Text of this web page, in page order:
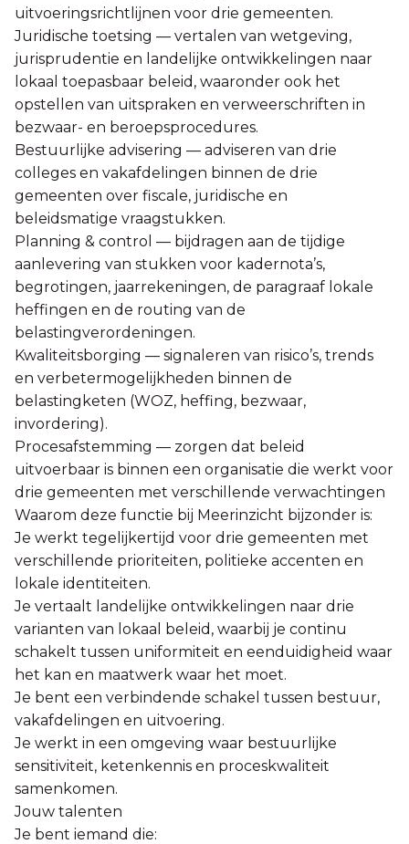
uitvoeringsrichtlijnen voor drie gemeenten.
Juridische toetsing — vertalen van wetgeving,
jurisprudentie en landelijke ontwikkelingen naar
lokaal toepasbaar beleid, waaronder ook het
opstellen van uitspraken en verweerschriften in
bezwaar- en beroepsprocedures.
Bestuurlijke advisering — adviseren van drie
colleges en vakafdelingen binnen de drie
gemeenten over fiscale, juridische en
beleidsmatige vraagstukken.
Planning & control — bijdragen aan de tijdige
aanlevering van stukken voor kadernota’s,
begrotingen, jaarrekeningen, de paragraaf lokale
heffingen en de routing van de
belastingverordeningen.
Kwaliteitsborging — signaleren van risico’s, trends
en verbetermogelijkheden binnen de
belastingketen (WOZ, heffing, bezwaar,
invordering).
Procesafstemming — zorgen dat beleid
uitvoerbaar is binnen een organisatie die werkt voor
drie gemeenten met verschillende verwachtingen
Waarom deze functie bij Meerinzicht bijzonder is:
Je werkt tegelijkertijd voor drie gemeenten met
verschillende prioriteiten, politieke accenten en
lokale identiteiten.
Je vertaalt landelijke ontwikkelingen naar drie
varianten van lokaal beleid, waarbij je continu
schakelt tussen uniformiteit en eenduidigheid waar
het kan en maatwerk waar het moet.
Je bent een verbindende schakel tussen bestuur,
vakafdelingen en uitvoering.
Je werkt in een omgeving waar bestuurlijke
sensitiviteit, ketenkennis en proceskwaliteit
samenkomen.
Jouw talenten
Je bent iemand die: